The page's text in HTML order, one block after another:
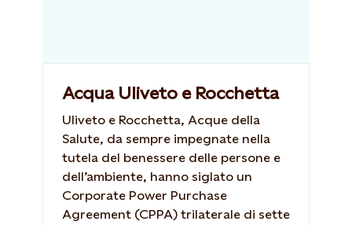
Acqua Uliveto e Rocchetta
Uliveto e Rocchetta, Acque della
Salute, da sempre impegnate nella
tutela del benessere delle persone e
dell’ambiente, hanno siglato un
Corporate Power Purchase
Agreement (CPPA) trilaterale di sette